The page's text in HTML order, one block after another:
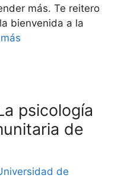
más. Te reitero
bienvenida a la
psicología
de
de